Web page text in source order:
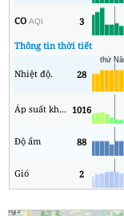
COAQI 3
Thông tin thời tiết
Nhiệt độ. 28
Áp suất không khí 1016
Độ ẩm 88
Gió 2